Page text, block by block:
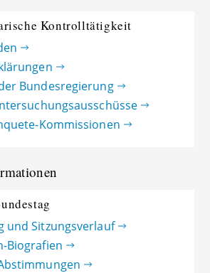
Kontrolltätigkeit
Bundesregierung
Kommissionen
und Sitzungsverlauf
Biografien